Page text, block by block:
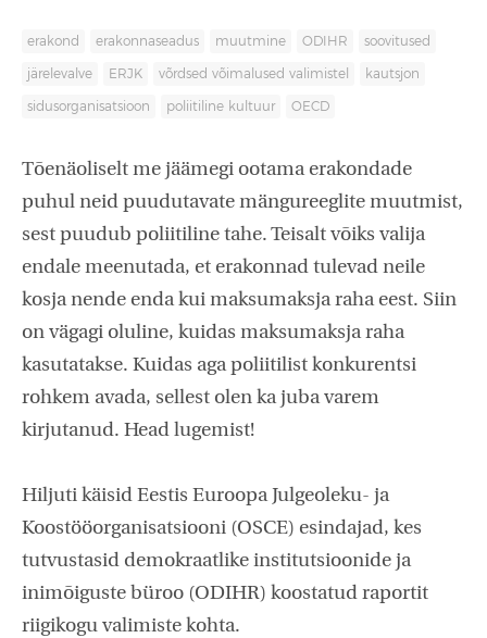
erakond erakonnaseadus muutmine ODIHR soovitused
järelevalve ERJK võrdsed võimalused valimistel kautsjon
sidusorganisatsioon poliitiline kultuur OECD
Tõenäoliselt me jäämegi ootama erakondade
puhul neid puudutavate mängureeglite muutmist,
sest puudub poliitiline tahe. Teisalt võiks valija
endale meenutada, et erakonnad tulevad neile
kosja nende enda kui maksumaksja raha eest. Siin
on vägagi oluline, kuidas maksumaksja raha
kasutatakse. Kuidas aga poliitilist konkurentsi
rohkem avada, sellest olen ka juba varem
kirjutanud. Head lugemist!
Hiljuti käisid Eestis Euroopa Julgeoleku- ja
Koostööorganisatsiooni (OSCE) esindajad, kes
tutvustasid demokraatlike institutsioonide ja
inimõiguste büroo (ODIHR) koostatud raportit
riigikogu valimiste kohta.